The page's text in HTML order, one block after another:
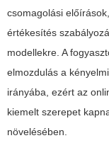
csomagolási
értékesítés
modellekre. A
elmozdulás a
irányába, ezért az
kiemelt szerepet
növelésében.